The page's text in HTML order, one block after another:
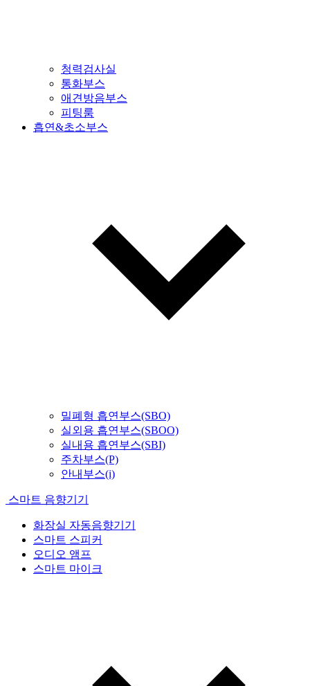
청력검사실
통화부스
애견방음부스
피팅룸
흡연&초소부스
밀폐형 흡연부스(SBO)
실외용 흡연부스(SBOO)
실내용 흡연부스(SBI)
주차부스(P)
안내부스(i)
스마트 음향기기
화장실 자동음향기기
스마트 스피커
오디오 앰프
스마트 마이크